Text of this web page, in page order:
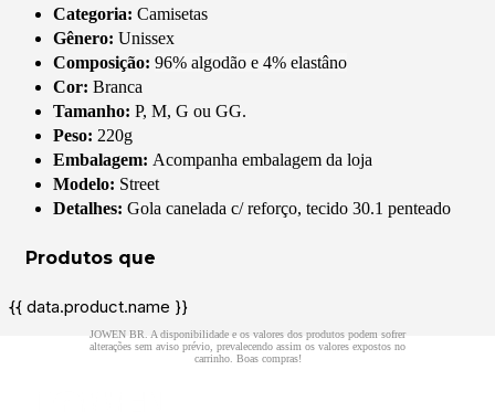
Categoria: Camisetas
Gênero: Unissex
Composição: 96% algodão e 4% elastâno
Cor: Branca
Tamanho: P, M, G ou GG.
Peso: 220g
Embalagem: Acompanha embalagem da loja
Modelo: Street
Detalhes: Gola canelada c/ reforço, tecido 30.1 penteado
{{ data.product.name }}